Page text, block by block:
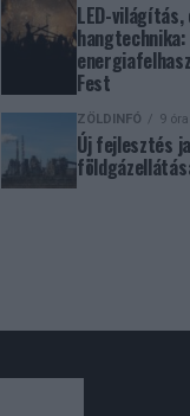
LED-
Fest
ZÖLDINFÓ 9
Új fejlesztés